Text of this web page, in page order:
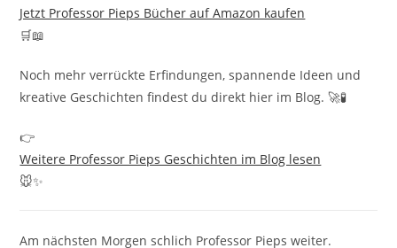
Jetzt Professor Pieps Bücher auf Amazon kaufen
🛒📖
Noch mehr verrückte Erfindungen, spannende Ideen und
kreative Geschichten findest du direkt hier im Blog. 🚀🧪
👉
Weitere Professor Pieps Geschichten im Blog lesen
🐭✨
Am nächsten Morgen schlich Professor Pieps weiter.